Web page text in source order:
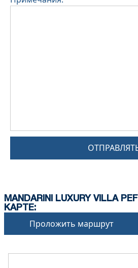
MANDARINI LUXURY VILLA
КАРТЕ:
Проложить маршрут